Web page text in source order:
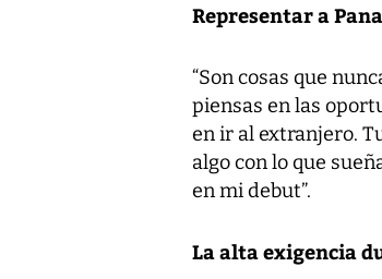
Representar a
“Son cosas que
piensas en las
en ir al extranjero.
algo con lo que
en mi debut”.
La alta exigencia